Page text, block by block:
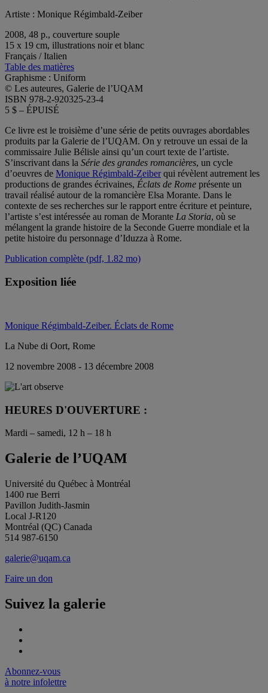
Artiste : Monique Régimbald-Zeiber
2008, 48 p., couverture souple
15 x 19 cm, illustrations noir et blanc
Français / Italien
Table des matières
Graphisme : Uniform
© Les auteures, Galerie de l’UQAM
ISBN 978-2-920325-23-4
5 $ – ÉPUISÉ
Ce livre est le troisième d’une série de petits ouvrages abordables
produits par la Galerie de l’UQAM. On y retrouve un essai de la
commissaire Julie Bélisle ainsi qu’un court texte de l’artiste.
S’inscrivant dans la Série des grandes romancières, un cycle
d’oeuvres de Monique Régimbald-Zeiberqui révèlent autrement les
productions de grandes écrivaines, Éclats de Rome présente un
travail réalisé autour de la romancière Elsa Morante. Dans le
contexte de ses recherches sur le rapport entre écriture et peinture,
l’artiste s’est intéressée au roman de Morante La Storia, où se
mélangent la grande histoire de la Seconde Guerre mondiale et la
petite histoire du personnage d’Iduzza à Rome.
Publication complète (pdf, 1.82 mo)
Exposition liée
Monique Régimbald-Zeiber. Éclats de Rome
La Nube di Oort, Rome
12 novembre 2008 - 13 décembre 2008
HEURES D'OUVERTURE :
Mardi – samedi, 12 h – 18 h
Galerie de l’UQAM
Université du Québec à Montréal
1400 rue Berri
Pavillon Judith-Jasmin
Local J-R120
Montréal (QC) Canada
514 987-6150
galerie@uqam.ca
Faire un don
Suivez la galerie
Abonnez-vous
à notre infolettre